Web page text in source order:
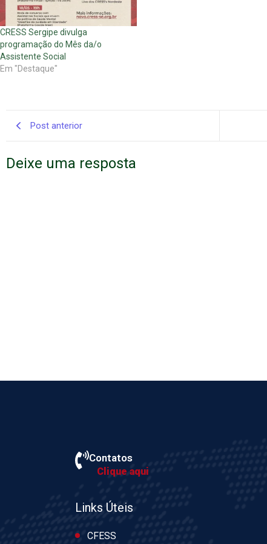
CRESS Sergipe divulga
programação do Mês da/o
Assistente Social
Em "Destaque"
Post anterior
Deixe uma resposta
Contatos
Clique aqui
Links Úteis
CFESS